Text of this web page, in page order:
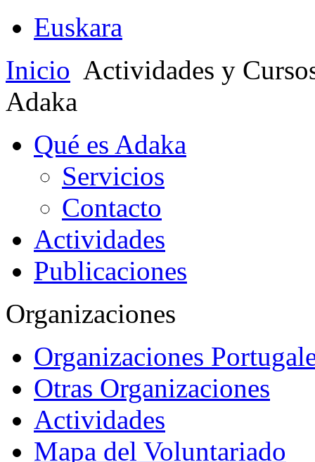
Euskara
Inicio Actividades y
Adaka
Qué es Adaka
Servicios
Contacto
Actividades
Publicaciones
Organizaciones
Organizaciones
Otras Organizaciones
Actividades
Mapa del Voluntariado